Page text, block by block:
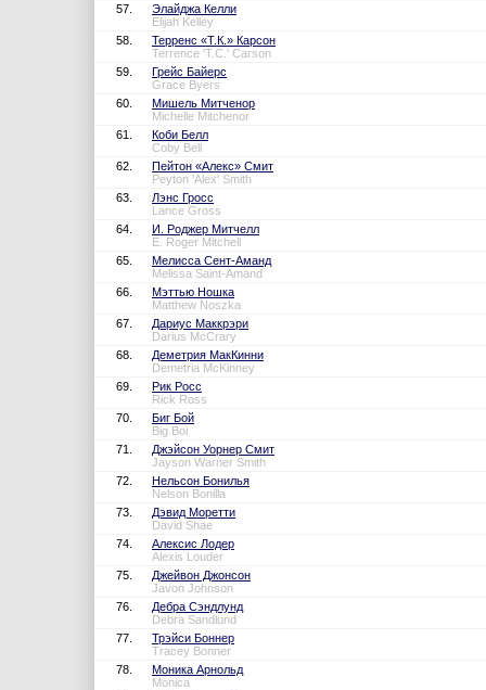
57.
Элайджа Келли
Elijah Kelley
58.
Терренс «Т.К.» Карсон
Terrence 'T.C.' Carson
59.
Грейс Байерс
Grace Byers
60.
Мишель Митченор
Michelle Mitchenor
61.
Коби Белл
Coby Bell
62.
Пейтон «Алекс» Смит
Peyton 'Alex' Smith
63.
Лэнс Гросс
Lance Gross
64.
И. Роджер Митчелл
E. Roger Mitchell
65.
Мелисса Сент-Аманд
Melissa Saint-Amand
66.
Мэттью Ношка
Matthew Noszka
67.
Дариус Маккрэри
Darius McCrary
68.
Деметрия МакКинни
Demetria McKinney
69.
Рик Росс
Rick Ross
70.
Биг Бой
Big Boi
71.
Джэйсон Уорнер Смит
Jayson Warner Smith
72.
Нельсон Бонилья
Nelson Bonilla
73.
Дэвид Моретти
David Shae
74.
Алексис Лодер
Alexis Louder
75.
Джейвон Джонсон
Javon Johnson
76.
Дебра Сэндлунд
Debra Sandlund
77.
Трэйси Боннер
Tracey Bonner
78.
Моника Арнольд
Monica